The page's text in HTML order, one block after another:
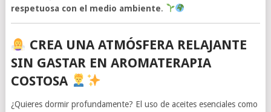
respetuosa con el medio ambiente.
CREA UNA ATMÓSFERA RELAJANTE
SIN GASTAR EN AROMATERAPIA
COSTOSA
¿Quieres dormir profundamente? El uso de aceites esenciales como